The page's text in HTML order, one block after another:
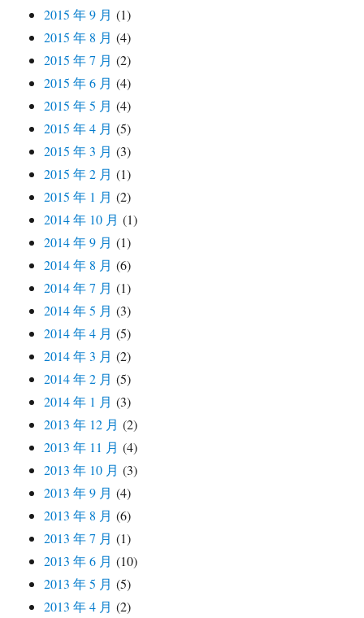
2015 年 9 月 (1)
2015 年 8 月 (4)
2015 年 7 月 (2)
2015 年 6 月 (4)
2015 年 5 月 (4)
2015 年 4 月 (5)
2015 年 3 月 (3)
2015 年 2 月 (1)
2015 年 1 月 (2)
2014 年 10 月 (1)
2014 年 9 月 (1)
2014 年 8 月 (6)
2014 年 7 月 (1)
2014 年 5 月 (3)
2014 年 4 月 (5)
2014 年 3 月 (2)
2014 年 2 月 (5)
2014 年 1 月 (3)
2013 年 12 月 (2)
2013 年 11 月 (4)
2013 年 10 月 (3)
2013 年 9 月 (4)
2013 年 8 月 (6)
2013 年 7 月 (1)
2013 年 6 月 (10)
2013 年 5 月 (5)
2013 年 4 月 (2)